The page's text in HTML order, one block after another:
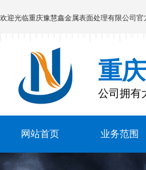
欢迎光临重庆豫慧鑫金属表面处理有限公司 官
重
公司拥有
网站首页 业务范围